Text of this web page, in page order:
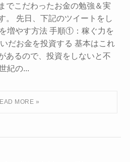
でこだわったお金の勉強＆実
。 先日、下記のツイートをし
増やす方法 手順①：稼ぐ力を
だお金を投資する 基本はこれ
あるので、投資をしないと不
紀の...